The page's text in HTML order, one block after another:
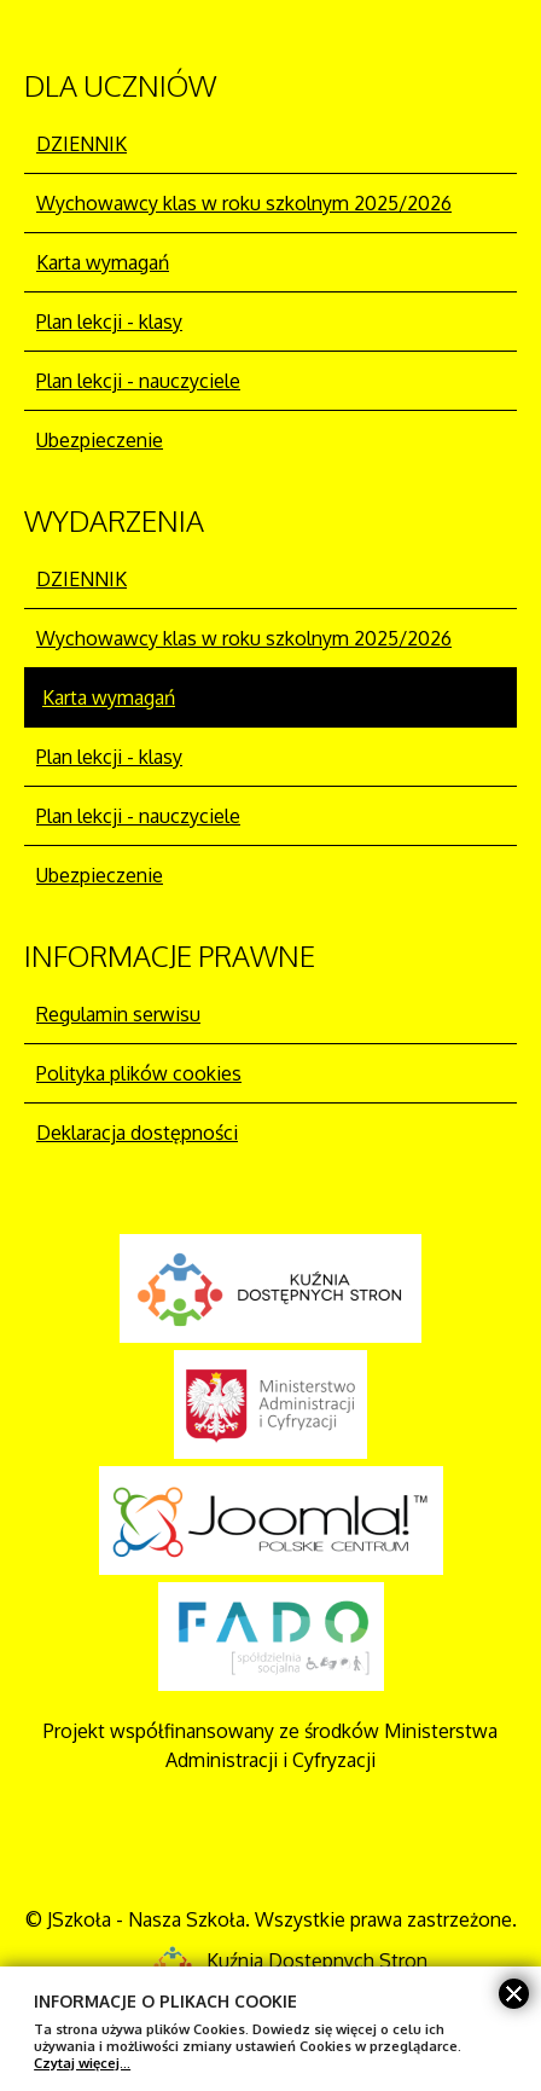
DLA UCZNIÓW
DZIENNIK
Wychowawcy klas w roku szkolnym 2025/2026
Karta wymagań
Plan lekcji - klasy
Plan lekcji - nauczyciele
Ubezpieczenie
WYDARZENIA
DZIENNIK
Wychowawcy klas w roku szkolnym 2025/2026
Karta wymagań
Plan lekcji - klasy
Plan lekcji - nauczyciele
Ubezpieczenie
INFORMACJE PRAWNE
Regulamin serwisu
Polityka plików cookies
Deklaracja dostępności
Projekt współfinansowany ze środków Ministerstwa
Administracji i Cyfryzacji
© JSzkoła - Nasza Szkoła. Wszystkie prawa zastrzeżone.
Kuźnia Dostępnych Stron
Mapa strony
INFORMACJE O PLIKACH COOKIE
Ta strona używa plików Cookies. Dowiedz się więcej o celu ich
używania i możliwości zmiany ustawień Cookies w przeglądarce.
Czytaj więcej...